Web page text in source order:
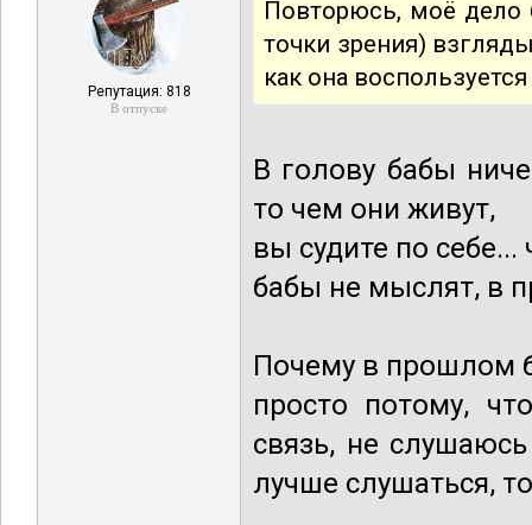
Репутация: 818
В отпуске
Повторюсь, моё
точки зрения)
как она
В голову бабы
то чем они живут,
вы судите по
бабы не мыслят, в
Почему в прошлом
просто потому,
связь, не
лучше слушаться,